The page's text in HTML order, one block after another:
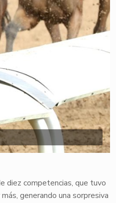
diez competencias, que tuvo
generando una sorpresiva